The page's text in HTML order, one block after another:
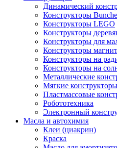
Динамический
Конструкторы
Конструкторы LEGO
Конструкторы
Конструкторы для
Конструкторы
Конструкторы на
Конструкторы на
Металлические
Мягкие конструкторы
Пластмассовые
Робототехника
Электронный
Масла и автохимия
Клеи (циакрин)
Краска